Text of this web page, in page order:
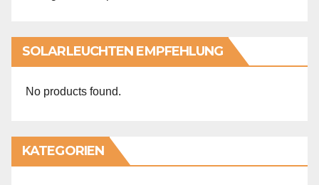
SOLARLEUCHTEN EMPFEHLUNG
No products found.
KATEGORIEN